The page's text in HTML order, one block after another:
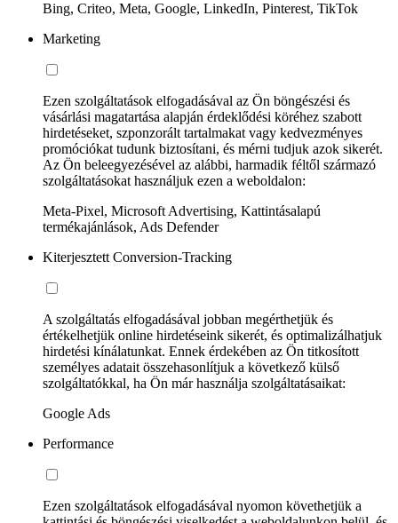
Bing, Criteo, Meta, Google, LinkedIn, Pinterest, TikTok
Marketing
Ezen szolgáltatások elfogadásával az Ön böngészési és
vásárlási magatartása alapján érdeklődési köréhez szabott
hirdetéseket, szponzorált tartalmakat vagy kedvezményes
promóciókat tudunk biztosítani, és mérni tudjuk azok sikerét.
Az Ön beleegyezésével az alábbi, harmadik féltől származó
szolgáltatásokat használjuk ezen a weboldalon:
Meta-Pixel, Microsoft Advertising, Kattintásalapú
termékajánlások, Ads Defender
Kiterjesztett Conversion-Tracking
A szolgáltatás elfogadásával jobban megérthetjük és
értékelhetjük online hirdetéseink sikerét, és optimalizálhatjuk
hirdetési kínálatunkat. Ennek érdekében az Ön titkosított
személyes adatait összehasonlítjuk a következő külső
szolgáltatókkal, ha Ön már használja szolgáltatásaikat:
Google Ads
Performance
Ezen szolgáltatások elfogadásával nyomon követhetjük a